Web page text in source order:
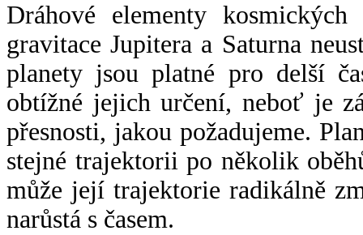
Dráhové elementy
gravitace Jupitera a Saturna
planety jsou platné pro delší
obtížné jejich určení, neboť je
přesnosti, jakou požadujeme.
stejné trajektorii po několik
může její trajektorie radikálně
narůstá s časem.